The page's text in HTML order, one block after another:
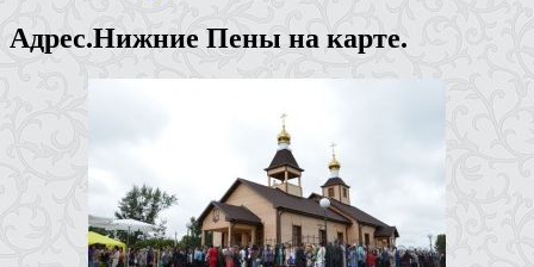
Адрес.Нижние Пены на карте.